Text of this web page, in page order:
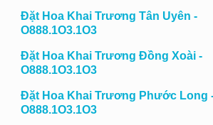
Đặt Hoa Khai Trương Tân Uyên -
O888.1O3.1O3
Đặt Hoa Khai Trương Đồng Xoài -
O888.1O3.1O3
Đặt Hoa Khai Trương Phước Long
O888.1O3.1O3